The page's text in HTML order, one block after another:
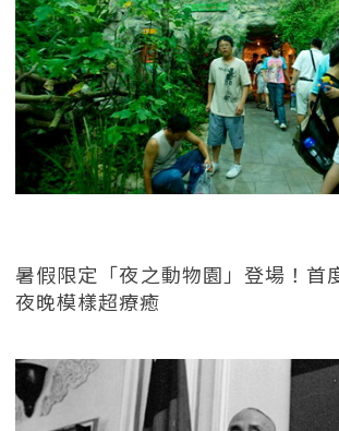
暑假限定「夜之動物園」登場！首
夜晚模樣超療癒